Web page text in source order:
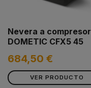
Nevera a compresor
DOMETIC CFX5 45
684,50 €
VER PRODUCTO